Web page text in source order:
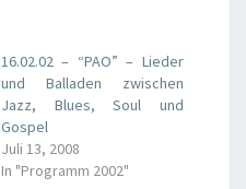
16.02.02 – “PAO” – Lieder
und Balladen zwischen
Jazz, Blues, Soul und
Gospel
Juli 13, 2008
In "Programm 2002"